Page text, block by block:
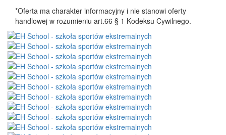
*Oferta ma charakter informacyjny i nie stanowi oferty
handlowej w rozumieniu art.66 § 1 Kodeksu Cywilnego.